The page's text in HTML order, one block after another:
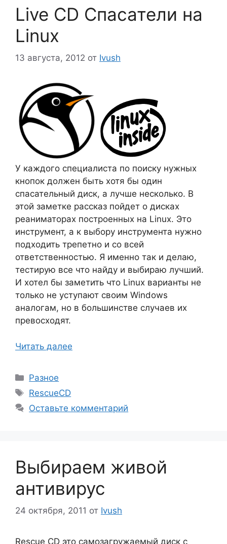
Live CD Спасатели на
Linux
13 августа, 2012 от Ivush
У каждого специалиста по поиску нужных
кнопок должен быть хотя бы один
спасательный диск, а лучше несколько. В
этой заметке рассказ пойдет о дисках
реаниматорах построенных на Linux. Это
инструмент, а к выбору инструмента нужно
подходить трепетно и со всей
ответственностью. Я именно так и делаю,
тестирую все что найду и выбираю лучший.
И хотел бы заметить что Linux варианты не
только не уступают своим Windows
аналогам, но в большинстве случаев их
превосходят.
Читать далее
Рубрики
Разное
Метки
RescueCD
Оставьте комментарий
Выбираем живой
антивирус
24 октября, 2011 от Ivush
Rescue CD это самозагружаемый диск с